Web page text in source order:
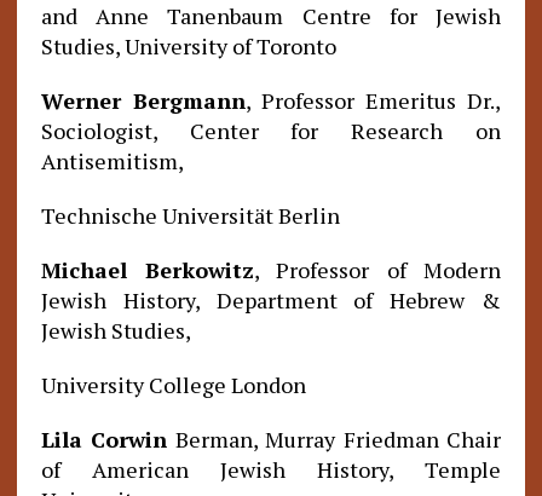
and Anne Tanenbaum Centre for Jewish
Studies, University of Toronto
Werner Bergmann, Professor Emeritus Dr.,
Sociologist, Center for Research on
Antisemitism,
Technische Universität Berlin
Michael Berkowitz, Professor of Modern
Jewish History, Department of Hebrew &
Jewish Studies,
University College London
Lila Corwin Berman, Murray Friedman Chair
of American Jewish History, Temple